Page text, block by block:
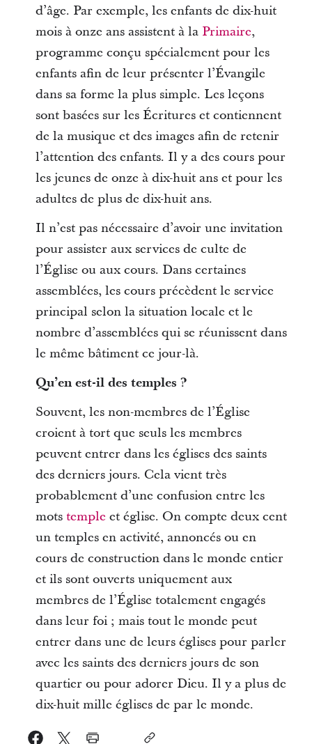
d’âge. Par exemple, les enfants de dix-huit
mois à onze ans assistent à la Primaire,
programme conçu spécialement pour les
enfants afin de leur présenter l’Évangile
dans sa forme la plus simple. Les leçons
sont basées sur les Écritures et contiennent
de la musique et des images afin de retenir
l’attention des enfants. Il y a des cours pour
les jeunes de onze à dix-huit ans et pour les
adultes de plus de dix-huit ans.
Il n’est pas nécessaire d’avoir une invitation
pour assister aux services de culte de
l’Église ou aux cours. Dans certaines
assemblées, les cours précèdent le service
principal selon la situation locale et le
nombre d’assemblées qui se réunissent dans
le même bâtiment ce jour-là.
Qu’en est-il des temples ?
Souvent, les non-membres de l’Église
croient à tort que seuls les membres
peuvent entrer dans les églises des saints
des derniers jours. Cela vient très
probablement d’une confusion entre les
mots temple et église. On compte deux cent
un temples en activité, annoncés ou en
cours de construction dans le monde entier
et ils sont ouverts uniquement aux
membres de l’Église totalement engagés
dans leur foi ; mais tout le monde peut
entrer dans une de leurs églises pour parler
avec les saints des derniers jours de son
quartier ou pour adorer Dieu. Il y a plus de
dix-huit mille églises de par le monde.